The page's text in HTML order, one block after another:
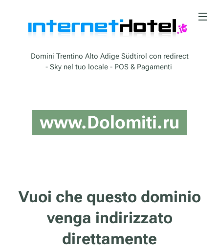
Domini Trentino Alto Adige Südtirol con redirect
- Sky nel tuo locale - POS & Pagamenti
www.Dolomiti.ru
Vuoi che questo dominio
venga indirizzato
direttamente